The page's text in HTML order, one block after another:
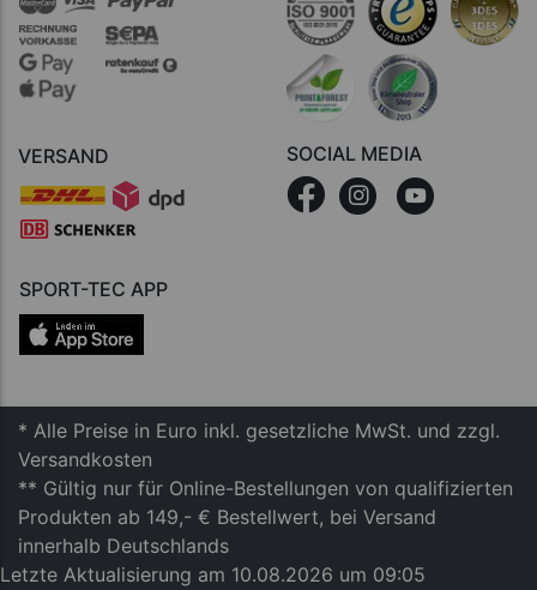
VERSAND SOCIAL MEDIA
SPORT-TEC APP
* Alle Preise in Euro inkl. gesetzliche MwSt. und zzgl.
Versandkosten
** Gültig nur für Online-Bestellungen von qualifizierten
Produkten ab 149,- € Bestellwert, bei Versand
innerhalb Deutschlands
Letzte Aktualisierung am 10.08.2026 um 09:05